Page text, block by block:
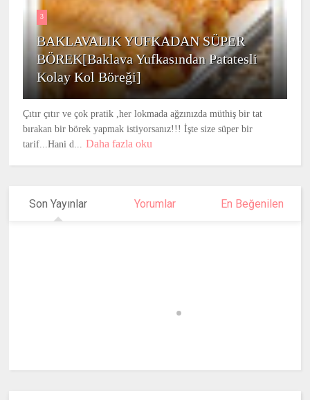
3
BAKLAVALIK YUFKADAN SÜPER
BÖREK[Baklava Yufkasından Patatesli
Kolay Kol Böreği]
Çıtır çıtır ve çok pratik ,her lokmada ağzınızda müthiş bir tat
bırakan bir börek yapmak istiyorsanız!!! İşte size süper bir
tarif...Hani d...
Daha fazla oku
Son Yayınlar Yorumlar En Beğenilen